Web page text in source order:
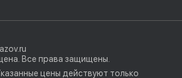
Все права защищены.
цены действуют только